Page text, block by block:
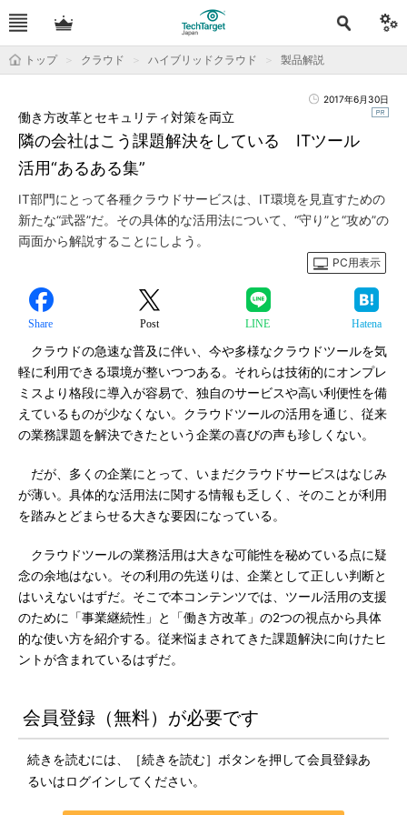
トップ クラウド ハイブリッドクラウド 製品解説
2017年6月30日
隣の会社はこう課題解決をしている ITツール
活用“あるある集”
働き方改革とセキュリティ対策を両立
IT部門にとって各種クラウドサービスは、IT環境を見直すための
新たな“武器”だ。その具体的な活用法について、“守り”と“攻め”の
両面から解説することにしよう。
PC用表示
Share Post LINE Hatena
クラウドの急速な普及に伴い、今や多様なクラウドツールを気
軽に利用できる環境が整いつつある。それらは技術的にオンプレ
ミスより格段に導入が容易で、独自のサービスや高い利便性を備
えているものが少なくない。クラウドツールの活用を通じ、従来
の業務課題を解決できたという企業の喜びの声も珍しくない。
だが、多くの企業にとって、いまだクラウドサービスはなじみ
が薄い。具体的な活用法に関する情報も乏しく、そのことが利用
を踏みとどまらせる大きな要因になっている。
クラウドツールの業務活用は大きな可能性を秘めている点に疑
念の余地はない。その利用の先送りは、企業として正しい判断と
はいえないはずだ。そこで本コンテンツでは、ツール活用の支援
のために「事業継続性」と「働き方改革」の2つの視点から具体
的な使い方を紹介する。従来悩まされてきた課題解決に向けたヒ
ントが含まれているはずだ。
会員登録（無料）が必要です
続きを読むには、［続きを読む］ボタンを押して会員登録あ
るいはログインしてください。